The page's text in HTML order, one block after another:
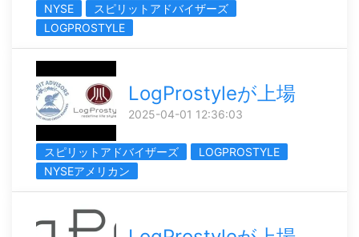
NYSE
スピリットアドバイザーズ
LOGPROSTYLE
LogProstyleが上場
2025-04-01 12:36:03
スピリットアドバイザーズ
LOGPROSTYLE
NYSEアメリカン